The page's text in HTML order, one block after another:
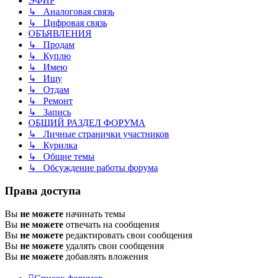
↳ Аналоговая связь
↳ Цифровая связь
ОБЪЯВЛЕНИЯ
↳ Продам
↳ Куплю
↳ Имею
↳ Ищу
↳ Отдам
↳ Ремонт
↳ Запись
ОБЩИЙ РАЗДЕЛ ФОРУМА
↳ Личные странички участников
↳ Курилка
↳ Общие темы
↳ Обсуждение работы форума
Права доступа
Вы не можете начинать темы
Вы не можете отвечать на сообщения
Вы не можете редактировать свои сообщения
Вы не можете удалять свои сообщения
Вы не можете добавлять вложения